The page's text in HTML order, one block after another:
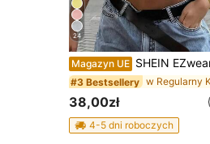
24
Magazyn UE SHEIN EZwear Damski casualowy minimalistyczny basic T-shirt na wakacje i plażę, z krótkim rękawem, okrągłym dekoltem, dopasowaną talią, koronkowymi wstawkami patchwork, romantyczny,
#3 Bestsellery
38,00zł
4-5 dni roboczych